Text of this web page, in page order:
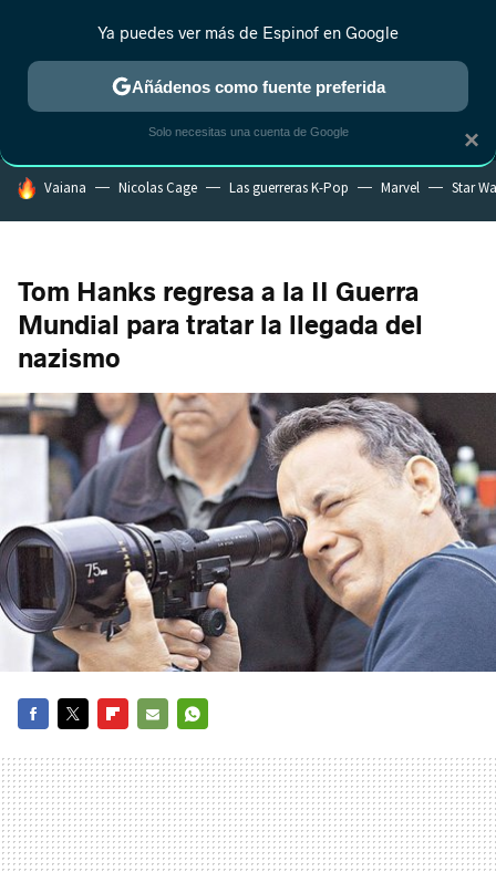
MENÚ NUEVO
ESTRENOS REALITY ANIME RANKINGS CINE
HOY SE HABLA DE
Vaiana Nicolas Cage Las guerreras K-Pop Marvel Star
Tom Hanks regresa a la II Guerra
Mundial para tratar la llegada del
nazismo
MAIL
×
Ya puedes ver más de Espinof en Google
Añádenos como fuente preferida
Solo necesitas una cuenta de Google